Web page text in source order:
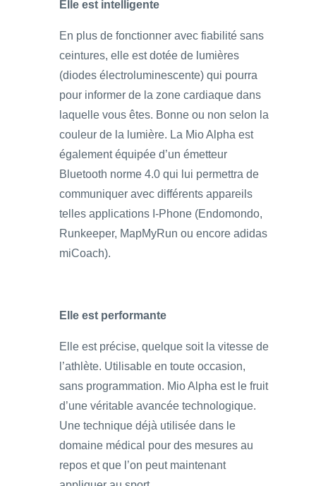
Elle est intelligente
En plus de fonctionner avec fiabilité sans
ceintures, elle est dotée de lumières
(diodes électroluminescente) qui pourra
pour informer de la zone cardiaque dans
laquelle vous êtes. Bonne ou non selon la
couleur de la lumière. La Mio Alpha est
également équipée d’un émetteur
Bluetooth norme 4.0 qui lui permettra de
communiquer avec différents appareils
telles applications I-Phone (Endomondo,
Runkeeper, MapMyRun ou encore adidas
miCoach).
Elle est performante
Elle est précise, quelque soit la vitesse de
l’athlète. Utilisable en toute occasion,
sans programmation. Mio Alpha est le fruit
d’une véritable avancée technologique.
Une technique déjà utilisée dans le
domaine médical pour des mesures au
repos et que l’on peut maintenant